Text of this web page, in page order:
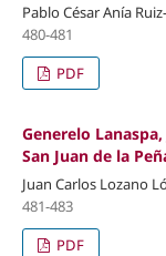
Pablo César Anía
480-481
PDF
Generelo
San Juan de la
Juan Carlos Lozano
481-483
PDF